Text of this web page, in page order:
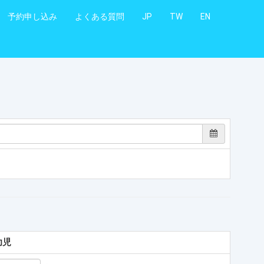
予約申し込み よくある質問 JP TW EN
児